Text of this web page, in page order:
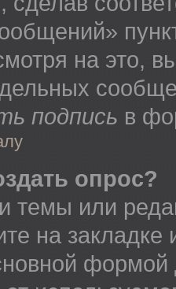
на это,
подпись в
опрос?
темы или
на